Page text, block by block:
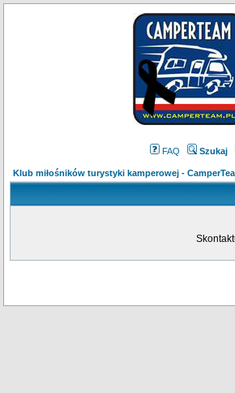
FAQ Szukaj
Klub miłośników turystyki kamperowej -